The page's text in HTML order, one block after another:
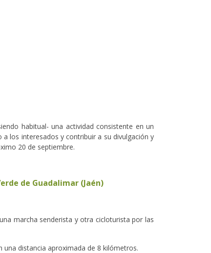
habitual- una actividad consistente en un
los interesados y contribuir a su divulgación y
20 de septiembre.
de Guadalimar (Jaén)
marcha senderista y otra cicloturista por las
una distancia aproximada de 8 kilómetros.